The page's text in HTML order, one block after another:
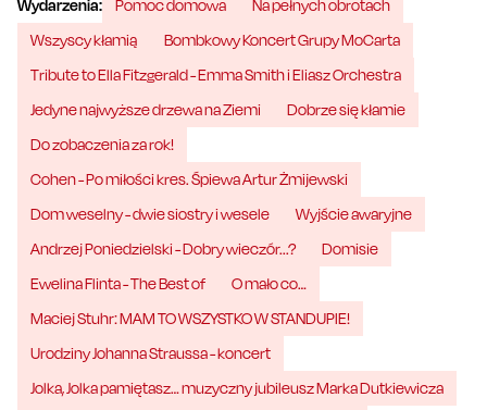
Wydarzenia: Pomoc domowa
Na pełnych obrotach
Wszyscy kłamią
Bombkowy Koncert Grupy MoCarta
Tribute to Ella Fitzgerald - Emma Smith i Eliasz Orchestra
Jedyne najwyższe drzewa na Ziemi
Dobrze się kłamie
Do zobaczenia za rok!
Cohen - Po miłości kres. Śpiewa Artur Żmijewski
Dom weselny - dwie siostry i wesele
Wyjście awaryjne
Andrzej Poniedzielski - Dobry wieczór...?
Domisie
Ewelina Flinta - The Best of
O mało co…
Maciej Stuhr: MAM TO WSZYSTKO W STANDUPIE!
Urodziny Johanna Straussa - koncert
Jolka, Jolka pamiętasz… muzyczny jubileusz Marka Dutkiewicza